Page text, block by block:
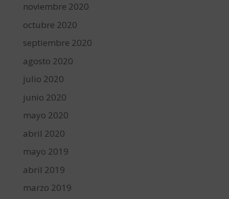
noviembre 2020
octubre 2020
septiembre 2020
agosto 2020
julio 2020
junio 2020
mayo 2020
abril 2020
mayo 2019
abril 2019
marzo 2019